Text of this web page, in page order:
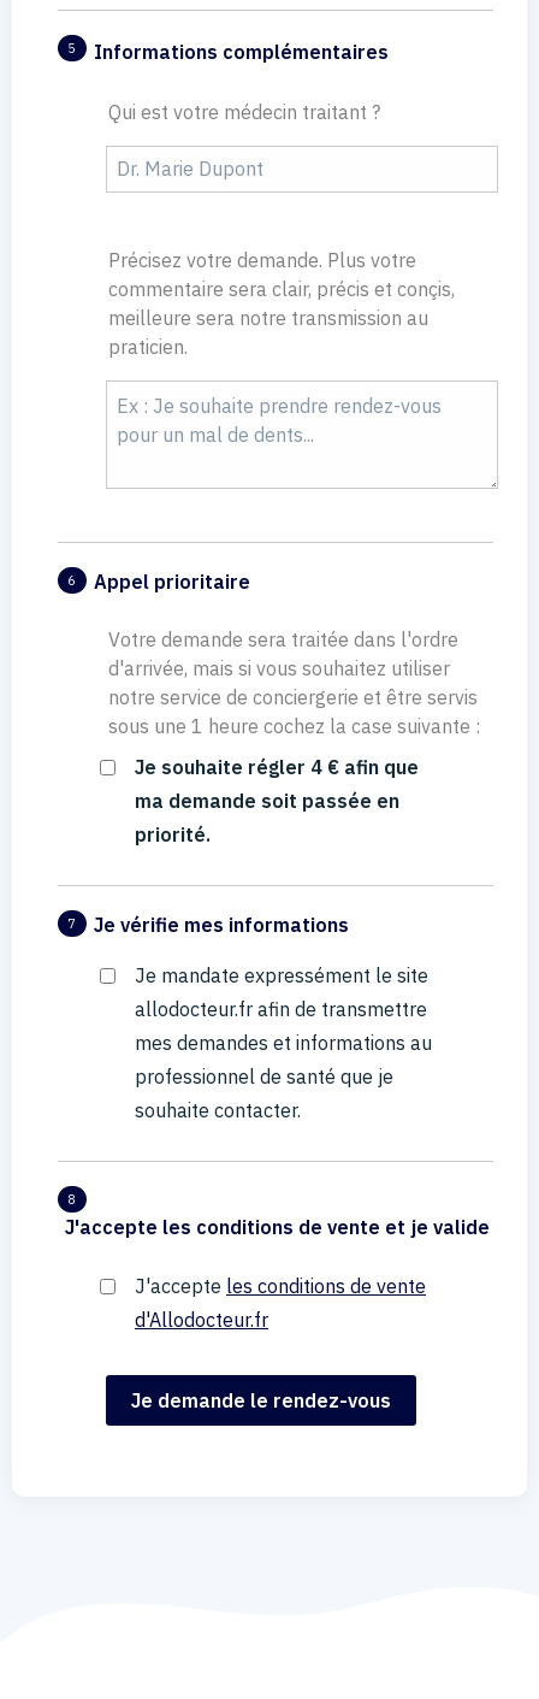
5 Informations complémentaires
Qui est votre médecin traitant ?
Précisez votre demande. Plus votre
commentaire sera clair, précis et conçis,
meilleure sera notre transmission au
praticien.
6 Appel prioritaire
Votre demande sera traitée dans l'ordre
d'arrivée, mais si vous souhaitez utiliser
notre service de conciergerie et être servis
sous une 1 heure cochez la case suivante :
Je souhaite régler 4 € afin que
ma demande soit passée en
priorité.
7 Je vérifie mes informations
Je mandate expressément le site
allodocteur.fr afin de transmettre
mes demandes et informations au
professionnel de santé que je
souhaite contacter.
8
J'accepte les conditions de vente et je valide
J'accepte les conditions de vente
d'Allodocteur.fr